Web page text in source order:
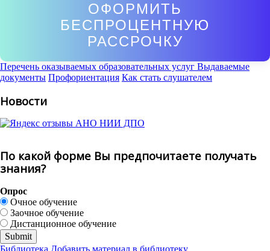
ОФОРМИТЬ
БЕСПРОЦЕНТНУЮ
РАССРОЧКУ
Перечень оказываемых образовательных услуг Выдаваемые
документы Профориентация Как стать слушателем
Новости
По какой форме Вы предпочитаете получать
знания?
Опрос
Очное обучение
Заочное обучение
Дистанционное обучение
Библиотека Добавить материал в библиотеку